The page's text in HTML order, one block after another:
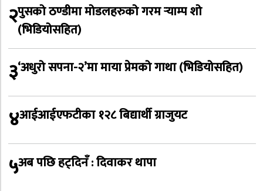
२पुसको ठण्डीमा मोडलहरुको गरम र्‍याम्प शो
(भिडियोसहित)
३‘अधुरो सपना-२’मा माया प्रेमको गाथा (भिडियोसहित)
४आईआईएफटीका १२८ बिद्यार्थी ग्राजुयट
५अब पछि हट्दिनँ : दिवाकर थापा